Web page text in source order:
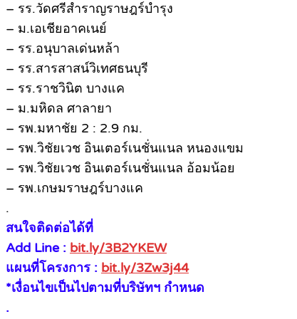
– รร.วัดศรีสำราญราษฎร์บำรุง
– ม.เอเชียอาคเนย์
– รร.อนุบาลเด่นหล้า
– รร.สารสาสน์วิเทศธนบุรี
– รร.ราชวินิต บางแค
– ม.มหิดล ศาลายา
– รพ.มหาชัย 2 : 2.9 กม.
– รพ.วิชัยเวช อินเตอร์เนชั่นแนล หนองแขม
– รพ.วิชัยเวช อินเตอร์เนชั่นแนล อ้อมน้อย
– รพ.เกษมราษฎร์บางแค
.
สนใจติดต่อได้ที่
Add Line : bit.ly/3B2YKEW
แผนที่โครงการ : bit.ly/3Zw3j44
*เงื่อนไขเป็นไปตามที่บริษัทฯ กำหนด
.